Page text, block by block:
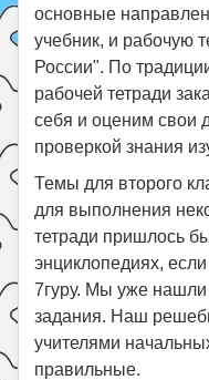
основные
учебник, и рабочую
России". По
рабочей тетради
себя и оценим свои
проверкой знания
Темы для второго
для выполнения
тетради пришлось
энциклопедиях,
7гуру. Мы уже нашли
задания. Наш
учителями
правильные.